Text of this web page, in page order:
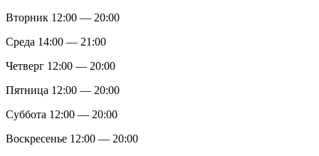
Вторник 12:00 — 20:00
Среда 14:00 — 21:00
Четверг 12:00 — 20:00
Пятница 12:00 — 20:00
Суббота 12:00 — 20:00
Воскресенье 12:00 — 20:00